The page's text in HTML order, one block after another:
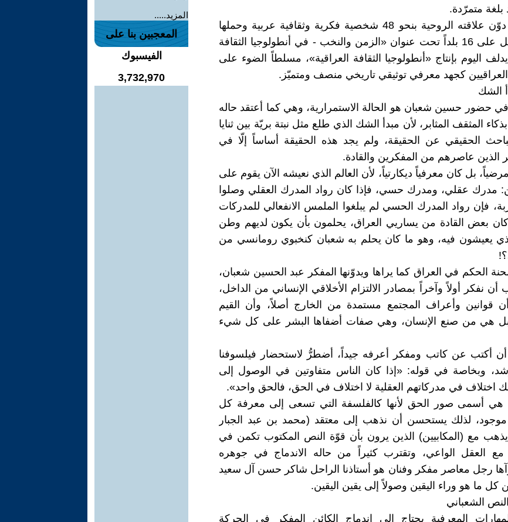
بلغة متمرّدة.
ولم ينس حين دوّن علاقته الروحية بنحو 48 شخصية فكرية وثقافية عربية وحملها
في كتاب اشتمل على 16 بلداً تحت عنوان «الزمن والنخب - في أنطولوجيا الثقافة
يدلف اليوم بإنتاج «أنطولوجيا الثقافة العراقية»، مسلطاً الضوء على
العراقيين كجهد معرفي توثيقي تاريخي منصف ومتميّز.
الشك
في حضور حسين شعبان هو الحالة الاستمرارية، وهي كما أعتقد حاله
المثقف المثابر، لأن مبدأ الشك الذي طلع مثل نبتة بريّة بين ثنايا
الحقيقي عن الحقيقة، ولم يجد هذه الحقيقة أساساً إلّا في
الذين عاصرهم من المفكرين والقادة.
بل كان معرفياً ديكارتياً، لأن العالم الذي نعيشه الآن يقوم على
مدرك عقلي، ومدرك حسي، فإذا كان رواد المدرك العقلي وصلوا
فإن رواد المدرك الحسي لم يبلغوا الملمس الانفعالي للمدركات
كان بعض القادة من يساريي العراق، يحلمون بأن يكون لديهم وطن
يعيشون فيه، وهو ما كان يحلم به شعبان كنخبوي رومانسي من
الحكم في العراق كما يراها ويدوّنها المفكر عبد الحسين شعبان،
أن نفكر أولاً وآخراً بمصادر الالتزام الأخلاقي الإنساني من الداخل،
قوانين وأعراف المجتمع مستمدة من الخارج أصلاً، وأن القيم
هي من صنع الإنسان، وهي صفات أضفاها البشر على كل شيء
أن أكتب عن كاتب ومفكر أعرفه جيداً، أضطرُّ لاستحضار فيلسوفنا
وبخاصة في قوله: «إذا كان الناس متفاوتين في الوصول إلى
اختلاف في مدركاتهم العقلية لا اختلاف في الحق، فالحق واحد».
هي أسمى صور الحق لأنها كالفلسفة التي تسعى إلى معرفة كل
لذلك يستحسن أن نذهب إلى معتقد (محمد بن عبد الجبار
يذهب مع (المكابيين) الذين يرون بأن قوّة النص المكتوب تكمن في
مع العقل الواعي، وتقترب كثيراً من حاله الاندماج في جوهره
رآها رجل معاصر مفكر وفنان هو أستاذنا الراحل شاكر حسن آل سعيد
كل ما هو وراء اليقين وصولاً إلى يقين اليقين.
الشعباني
المعرفية يحتاج إلى اندماج الكائن المفكر في الحركة
المزيد.....
المعجبين بنا على
الفيسبوك
3,732,970